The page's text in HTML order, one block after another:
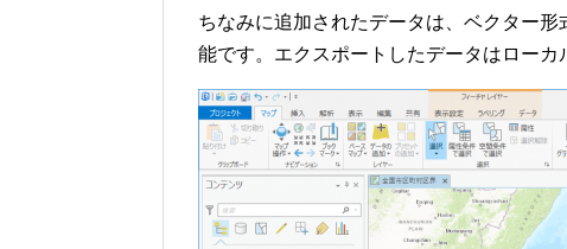
ちなみに追加されたデータは、ベクター
能です。エクスポートしたデータはローカ